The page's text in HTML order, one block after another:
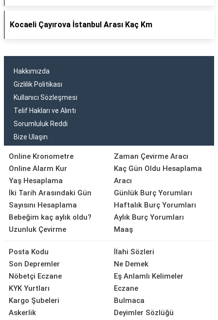
Kocaeli Çayırova İstanbul Arası Kaç Km
Hakkımızda
Gizlilik Politikası
Kullanıcı Sözleşmesi
Telif Hakları ve Alıntı
Sorumluluk Reddi
Bize Ulaşın
Online Kronometre
Online Alarm Kur
Yaş Hesaplama
İki Tarih Arasındaki Gün
Sayısını Hesaplama
Bebeğim kaç aylık oldu?
Uzunluk Çevirme
Zaman Çevirme Aracı
Kaç Gün Oldu Hesaplama
Aracı
Günlük Burç Yorumları
Haftalık Burç Yorumları
Aylık Burç Yorumları
Maaş
Posta Kodu
Son Depremler
Nöbetçi Eczane
KYK Yurtları
Kargo Şubeleri
Askerlik
İlahi Sözleri
Ne Demek
Eş Anlamlı Kelimeler
Eczane
Bulmaca
Deyimler Sözlüğü